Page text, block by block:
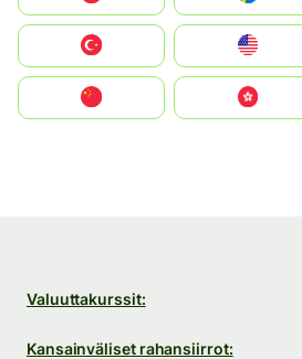
United States
中國香港特別行政區
Valuuttakurssit:
Kansainväliset rahansiirrot: